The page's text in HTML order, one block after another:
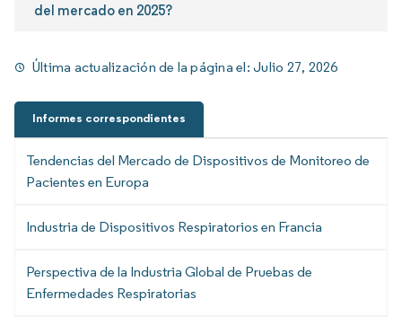
del mercado en 2025?
Última actualización de la página el:Julio 27, 2026
Informes correspondientes
Tendencias del Mercado de Dispositivos de Monitoreo de
Pacientes en Europa
Industria de Dispositivos Respiratorios en Francia
Perspectiva de la Industria Global de Pruebas de
Enfermedades Respiratorias